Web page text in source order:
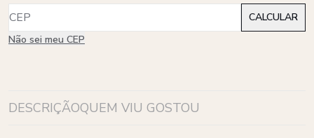
Não sei meu CEP
DESCRIÇÃOQUEM VIU GOSTOU